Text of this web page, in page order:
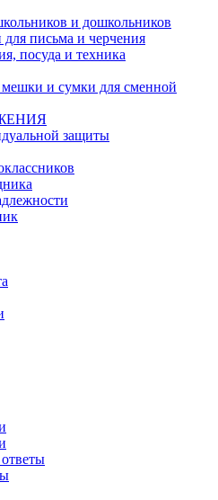
и дошкольников
письма и черчения
посуда и техника
и сумки для сменной
защиты